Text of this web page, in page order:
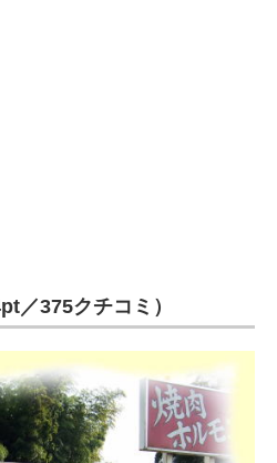
／375クチコミ）